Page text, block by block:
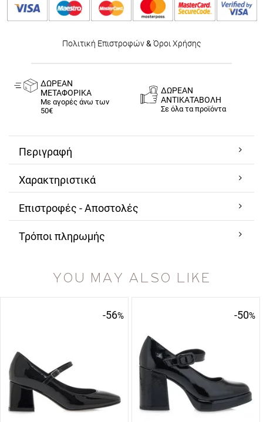
Πολιτική Επιστροφών& Όροι Χρήσης
ΔΩΡΕΑΝ
ΜΕΤΑΦΟΡΙΚΑ
Με αγορές άνω των
50€
ΔΩΡΕΑΝ
ΑΝΤΙΚΑΤΑΒΟΛΗ
Σε όλα τα προϊόντα
Περιγραφή
Χαρακτηριστικά
Επιστροφές - Αποστολές
Τρόποι πληρωμής
YOU MAY ALSO LIKE
-56% -50%